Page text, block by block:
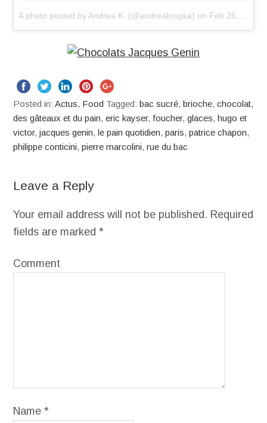
A photo posted by Andrea K. (@andreakropka) on Feb 26, 2014 at 5:56am PST
Posted in:Actus, Food Tagged:bac sucré,brioche,chocolat,
des gâteaux et du pain,eric kayser,foucher,glaces,hugo et
victor,jacques genin,le pain quotidien,paris,patrice chapon,
philippe conticini,pierre marcolini,rue du bac
Leave a Reply
Your email address will not be published. Required
fields are marked*
Comment
Name*